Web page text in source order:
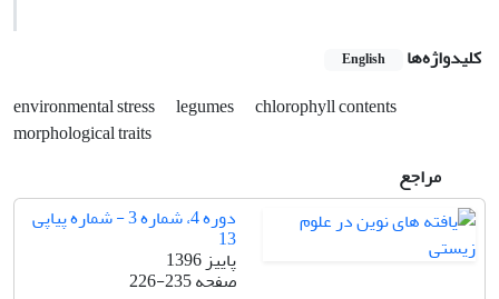
کلیدواژه‌ها English
environmental stress legumes
chlorophyll contents
morphological traits
مراجع
دوره 4، شماره 3 - شماره پیاپی
13
پاییز 1396
صفحه226-235